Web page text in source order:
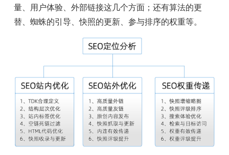
量、用户体验、外部链接这几个方面；还有算法的更
替、蜘蛛的引导、快照的更新、参与排序的权重等。